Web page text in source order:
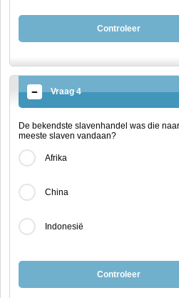
Controleer
Vraag 4
De bekendste slavenhandel was die
meeste slaven vandaan?
Afrika
China
Indonesië
Controleer